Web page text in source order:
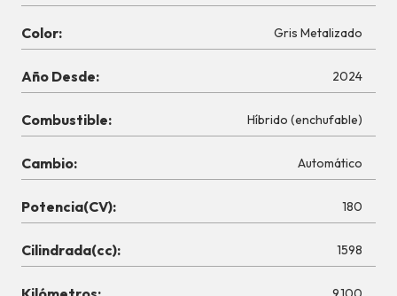
Color: Gris Metalizado
Año Desde: 2024
Combustible: Híbrido (enchufable)
Cambio: Automático
Potencia(CV): 180
Cilindrada(cc): 1598